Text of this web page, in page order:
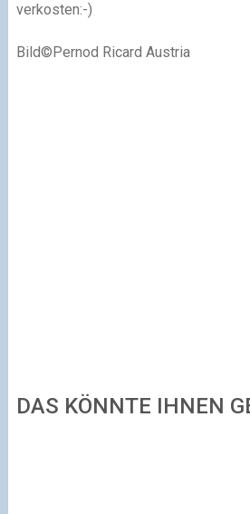
verkosten:-)
Bild©Pernod Ricard Austria
DAS KÖNNTE IHNEN